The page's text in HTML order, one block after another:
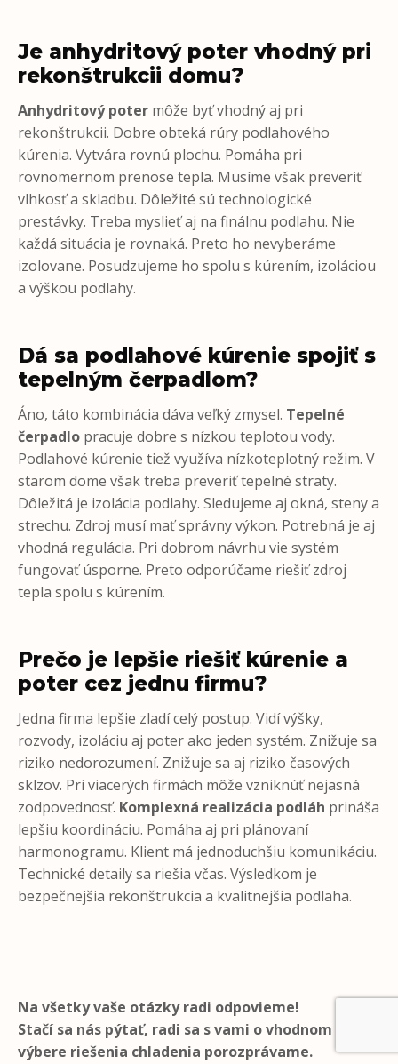
Je anhydritový poter vhodný pri
rekonštrukcii domu?
Anhydritový poter môže byť vhodný aj pri
rekonštrukcii. Dobre obteká rúry podlahového
kúrenia. Vytvára rovnú plochu. Pomáha pri
rovnomernom prenose tepla. Musíme však preveriť
vlhkosť a skladbu. Dôležité sú technologické
prestávky. Treba myslieť aj na finálnu podlahu. Nie
každá situácia je rovnaká. Preto ho nevyberáme
izolovane. Posudzujeme ho spolu s kúrením, izoláciou
a výškou podlahy.
Dá sa podlahové kúrenie spojiť s
tepelným čerpadlom?
Áno, táto kombinácia dáva veľký zmysel. Tepelné
čerpadlo pracuje dobre s nízkou teplotou vody.
Podlahové kúrenie tiež využíva nízkoteplotný režim. V
starom dome však treba preveriť tepelné straty.
Dôležitá je izolácia podlahy. Sledujeme aj okná, steny a
strechu. Zdroj musí mať správny výkon. Potrebná je aj
vhodná regulácia. Pri dobrom návrhu vie systém
fungovať úsporne. Preto odporúčame riešiť zdroj
tepla spolu s kúrením.
Prečo je lepšie riešiť kúrenie a
poter cez jednu firmu?
Jedna firma lepšie zladí celý postup. Vidí výšky,
rozvody, izoláciu aj poter ako jeden systém. Znižuje sa
riziko nedorozumení. Znižuje sa aj riziko časových
sklzov. Pri viacerých firmách môže vzniknúť nejasná
zodpovednosť. Komplexná realizácia podláh prináša
lepšiu koordináciu. Pomáha aj pri plánovaní
harmonogramu. Klient má jednoduchšiu komunikáciu.
Technické detaily sa riešia včas. Výsledkom je
bezpečnejšia rekonštrukcia a kvalitnejšia podlaha.
Na všetky vaše otázky radi odpovieme!
Stačí sa nás pýtať, radi sa s vami o vhodnom
výbere riešenia chladenia porozprávame.